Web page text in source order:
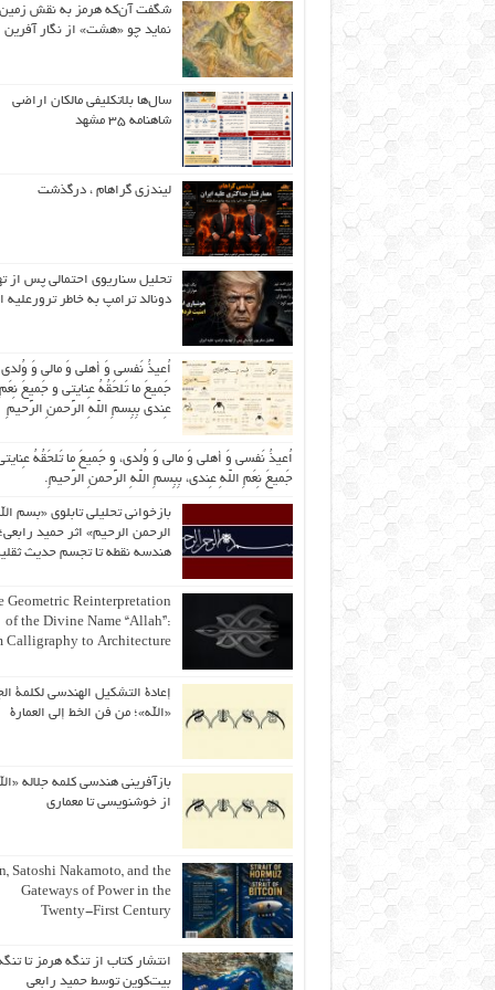
شگفت آن‌که هرمز به نقش زمین
نماید چو «هشت» از نگار آفرین
سال‌ها بلاتکلیفی مالکان اراضی
شاهنامه ۳۵ مشهد
لیندزی گراهام ، درگذشت
تحلیل سناریوی احتمالی پس از
دونالد ترامپ به خاطر ترورعلیه
اُعیذُ نَفسی وَ أهلی وَ مالی وَ
جَمیعَ ما تَلحَقُهُ عِنایتی و جَمیعَ نِعَمِ
عِندی بِبِسمِ اللّهِ الرَّحمنِ الرَّحیمِ
اُعیذُ نَفسی وَ أهلی وَ مالی وَ وُلدی، و جَمیعَ ما تَلحَقُهُ
جَمیعَ نِعَمِ اللّهِ عِندی، بِبِسمِ اللّهِ الرَّحمنِ الرَّحیمِ.
بازخوانی تحلیلی تابلوی «بسم
الرحمن الرحیم» اثر حمید رابعی؛
هندسه نقطه تا تجسم حدیث
Geometric Reinterpretation
of the Divine Name “Allah”:
Calligraphy to Architecture
إعادة التشكيل الهندسي لكلمة
«الله»؛ من فن الخط إلى العمارة
بازآفرینی هندسی کلمه جلاله
از خوشنویسی تا معماری
Satoshi Nakamoto, and the
Gateways of Power in the
Twenty-First Century
انتشار کتاب از تنگه هرمز تا
بیت‌کوین توسط حمید رابعی